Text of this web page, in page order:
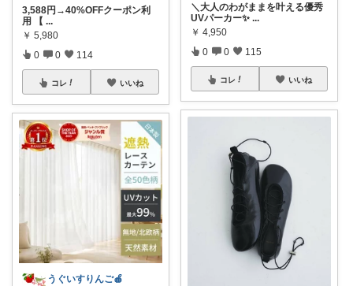
3,588円→40%OFFクーポン利
用 【 ...
￥ 5,980
0 0 114
コレ いいね
うぐいすりんご🍎
＼大人のわがままを叶える優秀
UVパーカー✨ ...
￥ 4,950
0 0 115
コレ いいね